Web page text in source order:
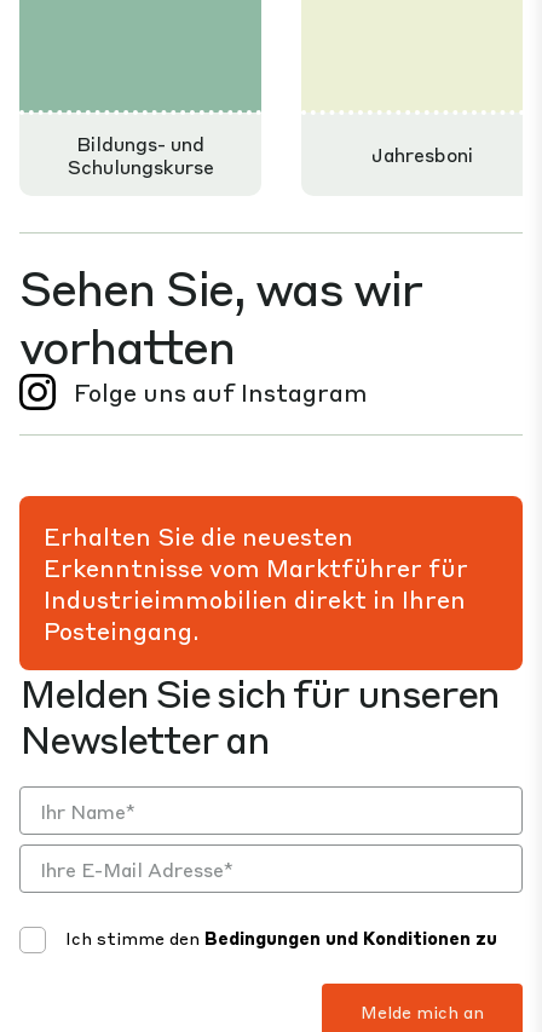
Bildungs- und
Schulungskurse
Jahresboni
Sehen Sie, was wir
vorhatten
Folge uns auf Instagram
Melden Sie sich für unseren
Newsletter an
Ich stimme den Bedingungen und Konditionen zu
Erhalten Sie die neuesten
Erkenntnisse vom Marktführer für
Industrieimmobilien direkt in Ihren
Posteingang.